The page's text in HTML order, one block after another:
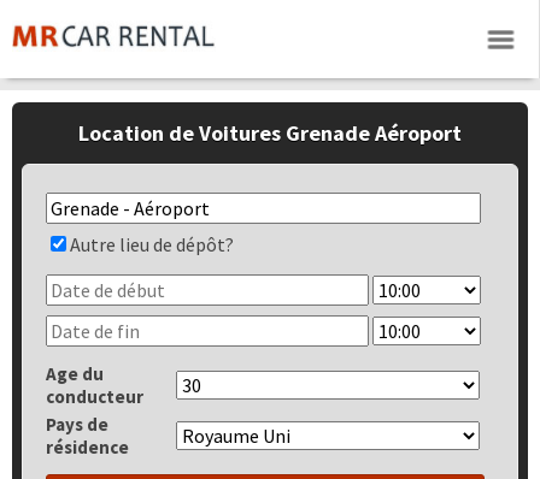
Location de Voitures Grenade Aéroport
Autre lieu de dépôt?
Age du
conducteur
Pays de
résidence